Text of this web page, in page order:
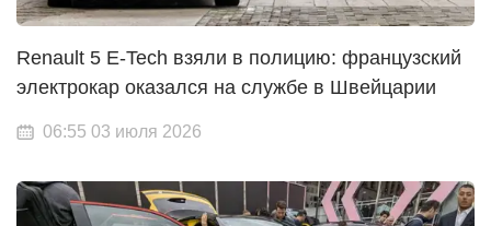
Renault 5 E-Tech взяли в полицию: французский
электрокар оказался на службе в Швейцарии
06:55 03 июля 2026